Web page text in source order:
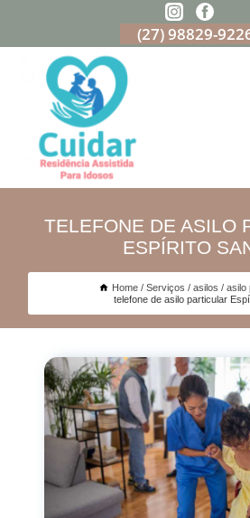
(27) 98829-
TELEFONE DE ASILO
ESPÍRITO
Home Serviços asilos
asilo
telefone de asilo particular